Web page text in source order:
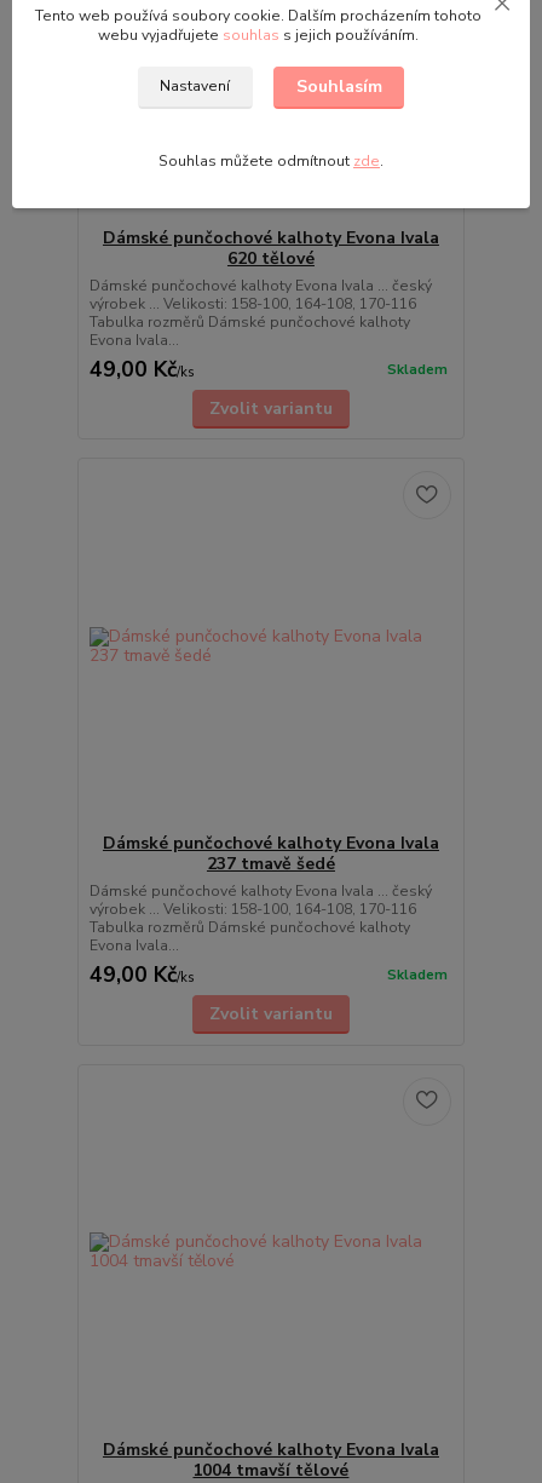
Dámské punčochové kalhoty Evona Ivala
620 tělové
Dámské punčochové kalhoty Evona Ivala ... český
výrobek ... Velikosti: 158-100, 164-108, 170-116
Tabulka rozměrů Dámské punčochové kalhoty
Evona Ivala...
49,00 Kč/ks Skladem
Zvolit variantu
Dámské punčochové kalhoty Evona Ivala
237 tmavě šedé
Dámské punčochové kalhoty Evona Ivala ... český
výrobek ... Velikosti: 158-100, 164-108, 170-116
Tabulka rozměrů Dámské punčochové kalhoty
Evona Ivala...
49,00 Kč/ks Skladem
Zvolit variantu
Dámské punčochové kalhoty Evona Ivala
1004 tmavší tělové
Tento web používá soubory cookie. Dalším procházením tohoto
webu vyjadřujete souhlas s jejich používáním.
Nastavení Souhlasím
Souhlas můžete odmítnout zde.